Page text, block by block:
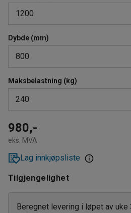
1200
900
1200
1500
1800
Dybde (mm)
800
400
500
600
800
Maksbelastning (kg)
240
180
200
210
235
240
980,-
eks. MVA
Lag innkjøpsliste
Tilgjengelighet
Beregnet levering i løpet av uke